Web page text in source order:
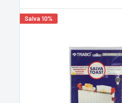
Salva 10%